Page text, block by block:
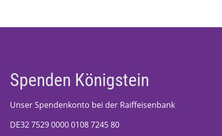
Spenden Königstein
Unser Spendenkonto bei der Raiffeisenbank
DE32 7529 0000 0108 7245 80